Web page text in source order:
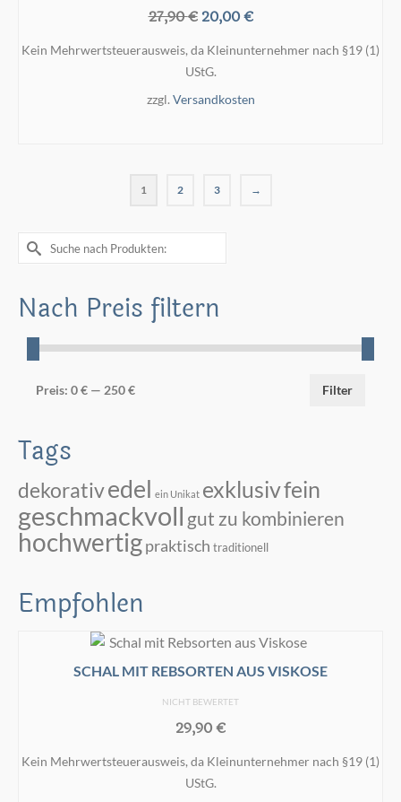
27,90€ Ursprünglicher
war:
27,90 €
20,00€Aktueller
ist:
Kein Mehrwertsteuerausweis, da Kleinunternehmer nach §19 (1)
UStG.
zzgl. Versandkosten
1 2 3 →
Suche
nach:
Nach Preis filtern
Min.
Max. Filter
Preis: 0 € — 250 €
Tags
dekorativedel ein Unikat exklusivfein
geschmackvoll gut zu kombinieren
hochwertigpraktisch traditionell
Empfohlen
SCHAL MIT REBSORTEN AUS VISKOSE
NICHT BEWERTET
29,90€
Kein Mehrwertsteuerausweis, da Kleinunternehmer nach §19 (1)
UStG.